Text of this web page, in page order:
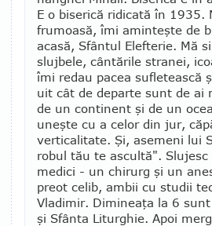
E o biserică ridicată în 1935.
frumoasă, îmi aminteşte de
acasă, Sfântul Elefterie. Mă
slujbele, cântările stranei,
îmi redau pacea sufletească
uit cât de departe sunt de ai
de un con­tinent şi de un
uneşte cu a celor din jur,
verticalitate. Şi, ase­meni lui
robul tău te ascultă".
medici - un chirurg şi un
preot celib, ambii cu studii
Vladimir. Dimineaţa la 6
şi Sfânta Litur­ghie. Apoi